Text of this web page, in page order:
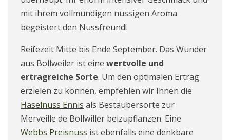
mit ihrem vollmundigen nussigen Aroma
begeistert den Nussfreund!
Reifezeit Mitte bis Ende September. Das Wunder
aus Bollweiler ist eine wertvolle und
ertragreiche Sorte. Um den optimalen Ertrag
erzielen zu können, empfehlen wir Ihnen die
Haselnuss Ennis als Bestäubersorte zur
Merveille de Bollwiller beizupflanzen. Eine
Webbs Preisnuss ist ebenfalls eine denkbare